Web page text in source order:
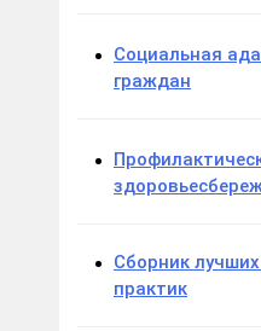
Социальная
граждан
Сборник
практик